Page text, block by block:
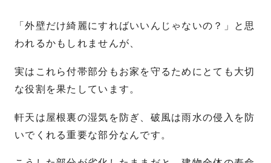
「外壁だけ綺麗にすればいいんじゃないの？」と思
われるかもしれませんが、
実はこれら付帯部分もお家を守るためにとても大切
な役割を果たしています。
軒天は屋根裏の湿気を防ぎ、破風は雨水の侵入を防
いでくれる重要な部分なんです。